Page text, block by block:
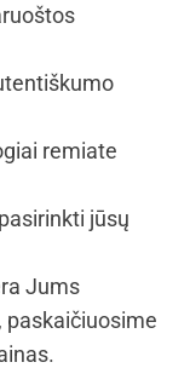
remiate
jūsų
Jums